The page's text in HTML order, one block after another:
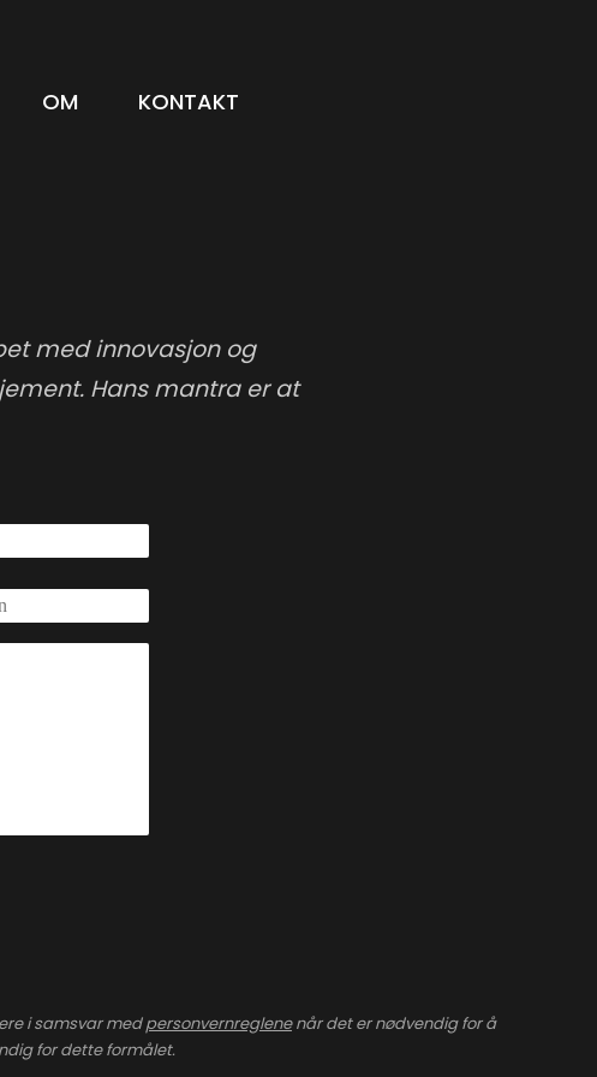
OM KONTAKT
med innovasjon og
Hans mantra er at
i samsvar medpersonvernreglenenår det er nødvendig for å
for dette formålet.